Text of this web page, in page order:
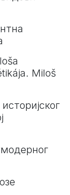
Miloš